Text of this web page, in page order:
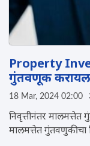
Property
गुंतवणूक
18 Mar, 2024 02:00
निवृत्तीनंतर
मालमत्तेत गुंतवणुकीचा